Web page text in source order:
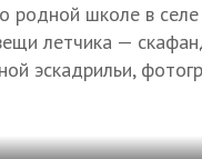
родной школе в
летчика —
эскадрильи,